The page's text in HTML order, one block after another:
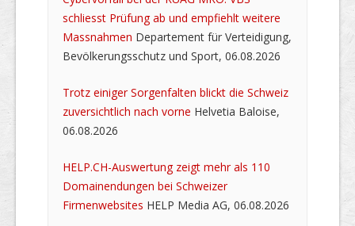
schliesst Prüfung ab und empfiehlt weitere
Massnahmen Departement für Verteidigung,
Bevölkerungsschutz und Sport, 06.08.2026
Trotz einiger Sorgenfalten blickt die Schweiz
zuversichtlich nach vorne Helvetia Baloise,
06.08.2026
HELP.CH-Auswertung zeigt mehr als 110
Domainendungen bei Schweizer
Firmenwebsites HELP Media AG, 06.08.2026